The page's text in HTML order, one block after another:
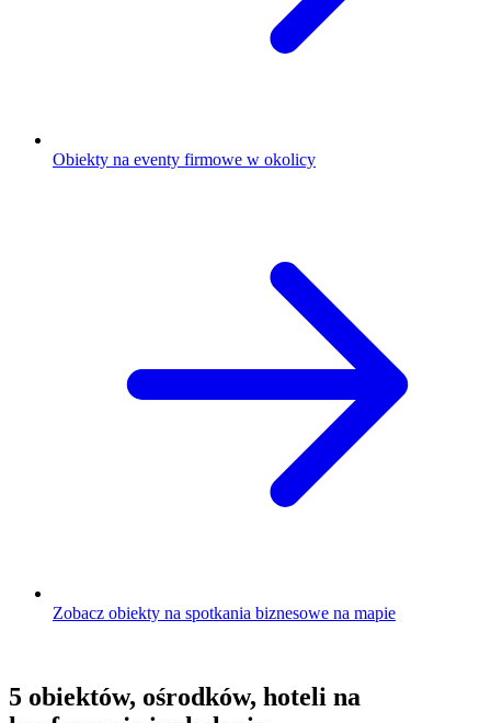
Obiekty na eventy firmowe w okolicy
Zobacz obiekty na spotkania biznesowe na mapie
5 obiektów, ośrodków, hoteli na